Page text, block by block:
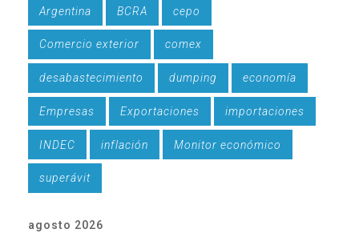
Argentina BCRA cepo
Comercio exterior comex
desabastecimiento dumping economía
Empresas Exportaciones importaciones
INDEC inflación Monitor económico
superávit
agosto 2026